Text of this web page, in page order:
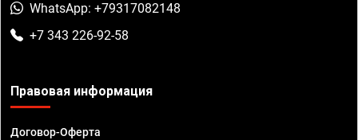
WhatsApp: +79317082148
+7 343 226-92-58
Правовая информация
Договор-Оферта